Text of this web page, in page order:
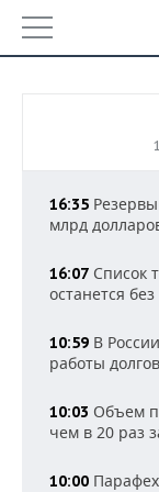
УДМУРТИЯ
НОВОСТИ
КОРОЛИ
КОМУ
ТОРГОВЫЕ
ЭКОНОМИКА
НОВОСТИ
БЮДЖЕТ
ИНВЕСТИЦИИ
НОВОСТИ
БИЗНЕС
НОВОСТИ
ТЕХНОЛОГИИ
16:35
млрд
16:07 Список
останется
10:59 В
работы
10:03 Объем
чем в 20 раз
10:00